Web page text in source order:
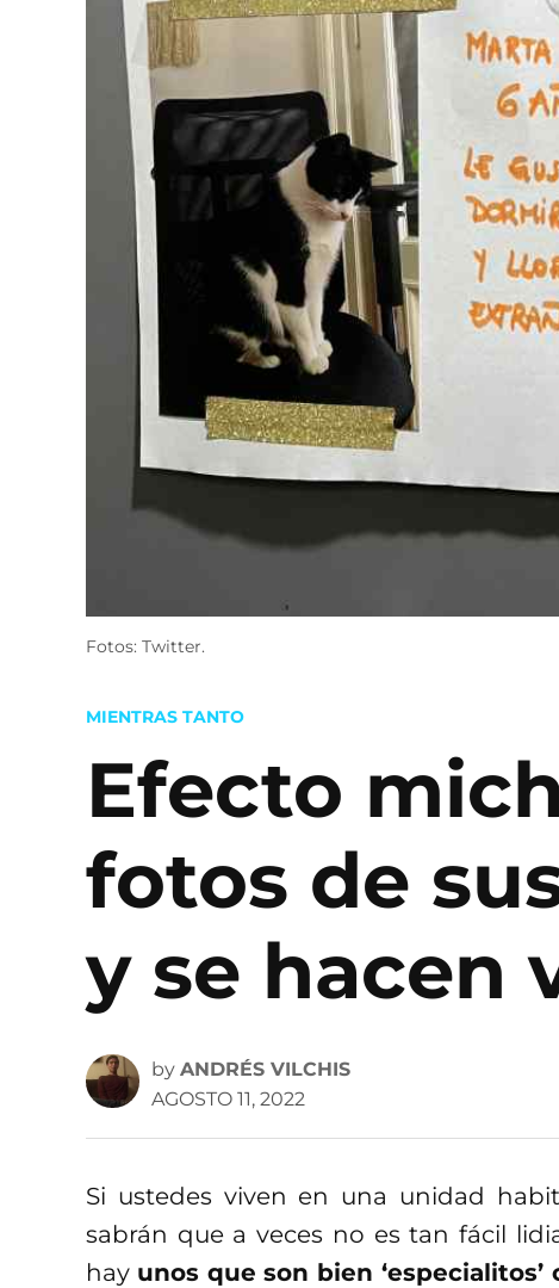
Fotos: Twitter.
POSTED
MIENTRAS TANTO
Efecto
fotos de
y se hacen
by ANDRÉS VILCHIS
AGOSTO 11, 2022
Si ustedes viven en una unidad
sabrán que a veces no es tan fácil
hay unos que son bien ‘especialitos’